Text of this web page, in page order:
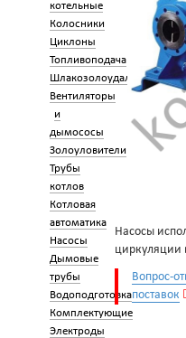
котельные
Колосники
Циклоны
Топливоподача
Шлакозолоудаление
Вентиляторы
и
дымососы
Золоуловители
Трубы
котлов
Котловая
автоматика
Насосы
Дымовые
трубы
Водоподготовка
Комплектующие
Электроды
Насосы
циркуляции
Вопрос-
поставок